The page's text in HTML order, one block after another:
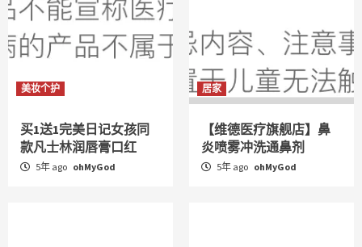
美妆个护
买1送1完美日记女孩同
款凡士林润唇膏口红
5年 ago ohMyGod
居家
【维德医疗旗舰店】鼻
炎喷雾冲洗通鼻剂
5年 ago ohMyGod